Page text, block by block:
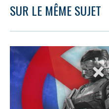
SUR LE MÊME SUJET